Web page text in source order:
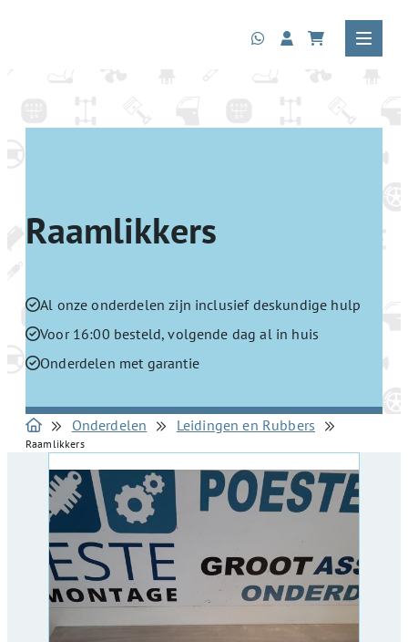
Raamlikkers
Al onze onderdelen zijn inclusief deskundige hulp
Voor 16:00 besteld, volgende dag al in huis
Onderdelen met garantie
Onderdelen Leidingen en Rubbers
Raamlikkers